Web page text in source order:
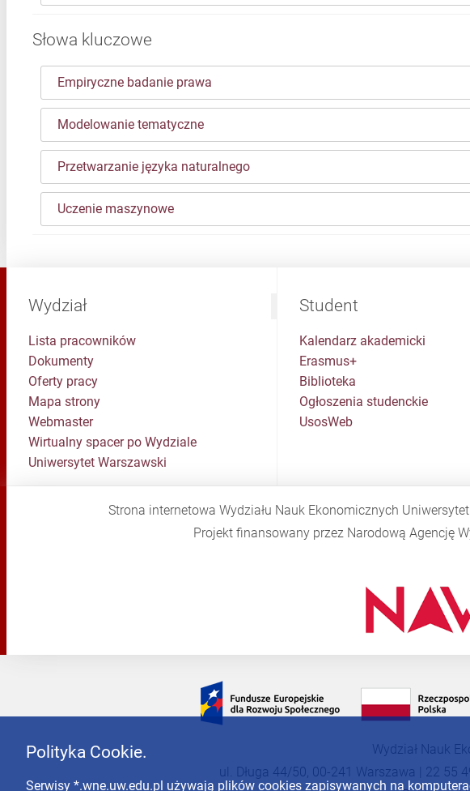
Słowa kluczowe
Empiryczne badanie prawa
Modelowanie tematyczne
Przetwarzanie języka naturalnego
Uczenie maszynowe
Wydział
Lista pracowników
Dokumenty
Oferty pracy
Mapa strony
Webmaster
Wirtualny spacer po Wydziale
Uniwersytet Warszawski
Student
Kalendarz akademicki
Erasmus+
Biblioteka
Ogłoszenia studenckie
UsosWeb
Strona internetowa Wydziału Nauk Ekonomicznych
Projekt finansowany przez Narodową Agencję
Wydział Nauk
ul. Długa 44/50, 00-241 Warszawa | 22 55
Polityka Cookie.
Serwisy *.wne.uw.edu.pl używają plików cookies zapisywanych na